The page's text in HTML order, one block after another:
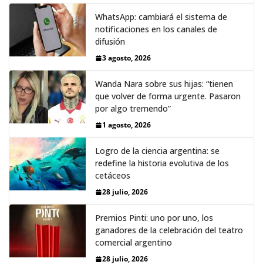
WhatsApp: cambiará el sistema de
notificaciones en los canales de
difusión
3 agosto, 2026
Wanda Nara sobre sus hijas: “tienen
que volver de forma urgente. Pasaron
por algo tremendo”
1 agosto, 2026
Logro de la ciencia argentina: se
redefine la historia evolutiva de los
cetáceos
28 julio, 2026
Premios Pinti: uno por uno, los
ganadores de la celebración del teatro
comercial argentino
28 julio, 2026